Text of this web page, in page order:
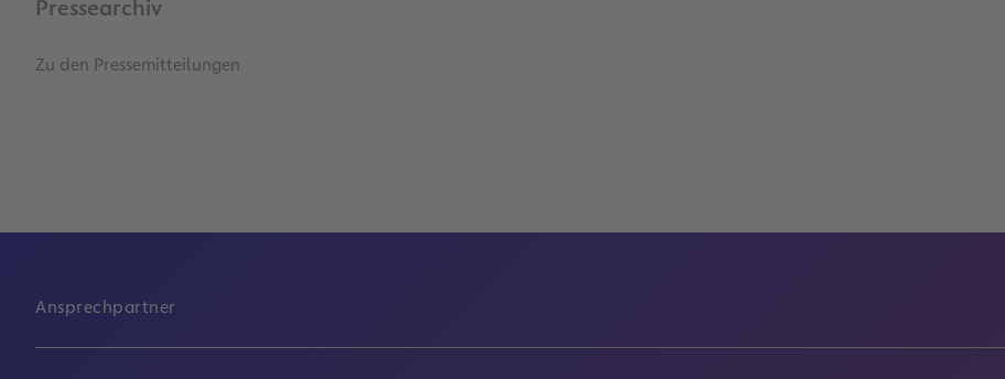
Pressearchiv
Zu den Pressemitteilungen
Ansprechpartner